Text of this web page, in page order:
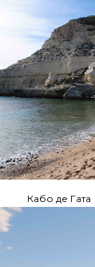
Кабо де Гата